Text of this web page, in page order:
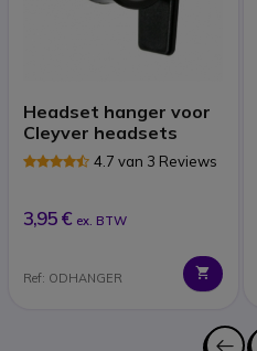
Headset hanger voor
Cleyver headsets
4.7 van 3 Reviews
3,95 € ex. BTW
Ref: ODHANGER